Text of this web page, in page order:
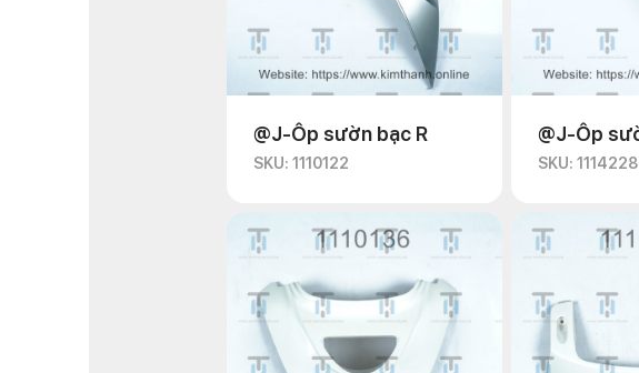
@J-Ốp sườn bạc R
SKU: 1110122
@J-Ốp
SKU: 1114228